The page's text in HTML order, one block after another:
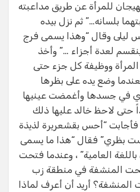
للمرأة عن طريق مداعبته
بلسانه…” ثم نزل بيده
ليلى وقال “وهذا يسمى فرج
لعدة أجزاء …” وأخذ
ووظيفة كل جزء حتى
وضع يده على بظرها
في جسدها وأغمضت عينيها
حتى لاحظ خالد عليها ذلك
“أحس بقشعريرة لذيذة
بظري” فقال “هذا ما يسمى
العامية” ، وعندما فتحت
تحت المنشفة في منطقة زب
المنشفة؟ أريد أن أعرف لماذا